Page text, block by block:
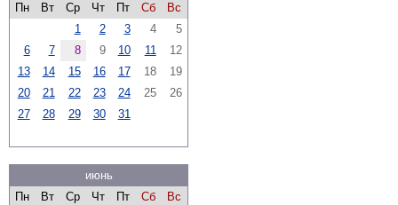
Пн
Вт Ср Чт Пт Сб
Вс
1
2 3 4
5
6
7 8 9 10 11
12
13
14 15 16 17 18
19
20
21 22 23 24 25
26
27
28 29 30 31
июнь
Пн
Вт Ср Чт Пт Сб
Вс